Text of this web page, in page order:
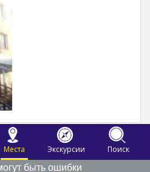
Места Экскурсии
Поиск
быть ошибки